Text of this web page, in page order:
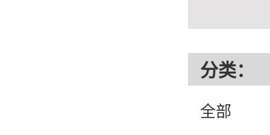
分类：
全部